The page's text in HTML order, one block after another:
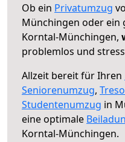
Ob ein Privatumzug
Münchingen oder ein
Korntal-Münchingen,
problemlos und
Allzeit bereit für Ihren
Seniorenumzug,
Studentenumzug in
eine optimale
Korntal-Münchingen.